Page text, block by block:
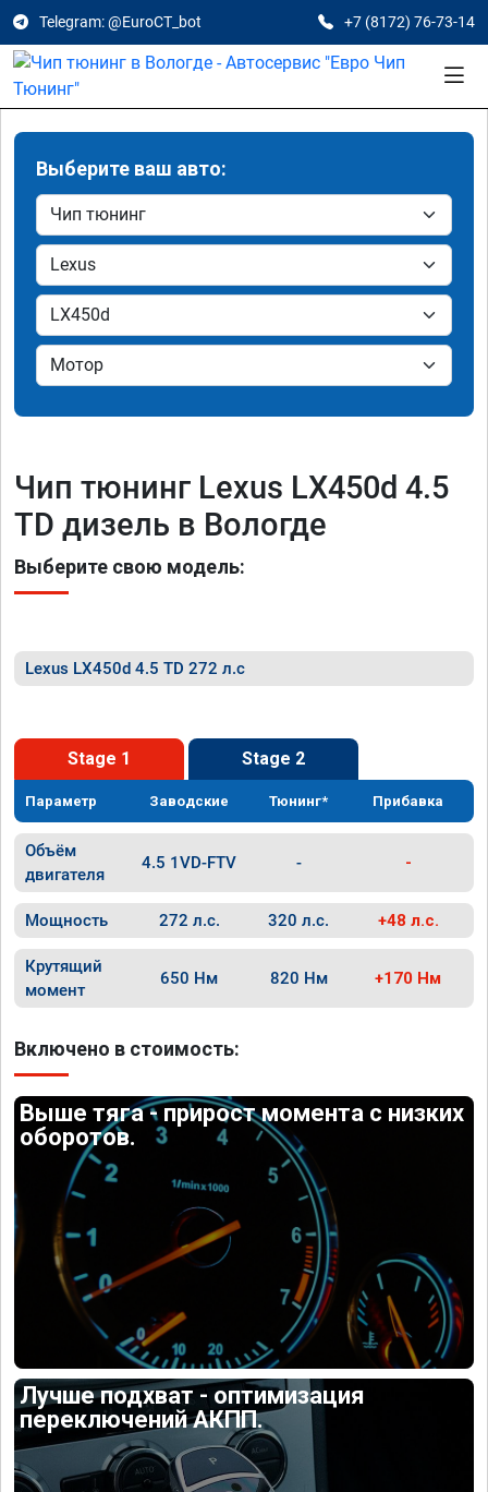
Telegram: @EuroCT_bot +7 (8172) 76-73-14
Выберите ваш авто:
Чип тюнинг Lexus LX450d 4.5
TD дизель в Вологде
Выберите свою модель:
Lexus LX450d 4.5 TD 272 л.с
Stage 1 Stage 2
Параметр Заводские Тюнинг* Прибавка
Объём
двигателя
4.5 1VD-FTV - -
Мощность 272 л.с. 320 л.с. +48 л.с.
Крутящий
момент
650 Нм 820 Нм +170 Нм
Включено в стоимость:
Выше тяга - прирост момента с низких
оборотов.
Лучше подхват - оптимизация
переключений АКПП.